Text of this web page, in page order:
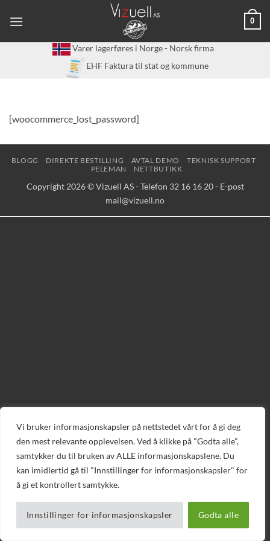
Vi bruker informasjonskapsler på nettstedet vårt for å gi deg
den mest relevante opplevelsen. Ved å klikke på "Godta alle",
samtykker du til bruken av ALLE informasjonskapslene. Du
kan imidlertid gå til "Innstillinger for informasjonskapsler" for
å gi et kontrollert samtykke.
Innstillinger for informasjonskapsler Godta alle
0
Varer lagerføres i Norge - Norsk firma
EHF Faktura til stat og kommune
[woocommerce_lost_password]
BLOGG DIREKTE BESTILLING AVTAL DEMO
TEKNISK SUPPORT
PELEMAN
NETTBUTIKK
Copyright 2026 © Vizuell AS - Telefon 32 16 16 20 - E-post
mail@vizuell.no